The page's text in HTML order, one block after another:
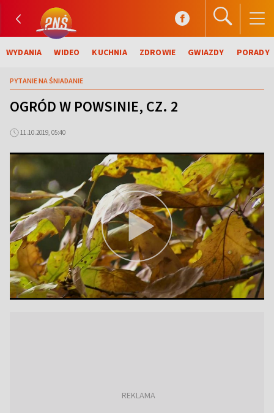
WYDANIA WIDEO KUCHNIA ZDROWIE GWIAZDY PORADY
PYTANIE NA ŚNIADANIE
OGRÓD W POWSINIE, CZ. 2
11.10.2019, 05:40